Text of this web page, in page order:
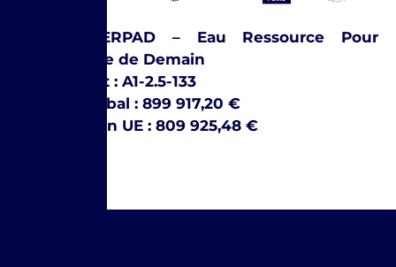
Projet : ERPAD – Eau Ressource Pour
l’Agriculture de Demain
Code projet : A1-2.5-133
Budget global : 899 917,20 €
Contribution UE : 809 925,48 €